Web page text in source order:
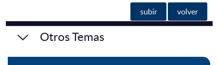
subir volver
Otros Temas